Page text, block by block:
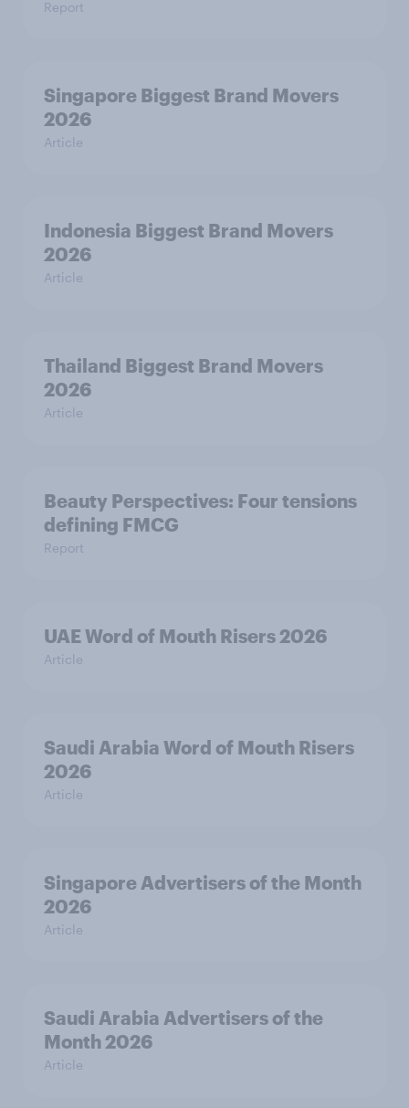
Report
Singapore Biggest Brand Movers
2026
Article
Indonesia Biggest Brand Movers
2026
Article
Thailand Biggest Brand Movers
2026
Article
Beauty Perspectives: Four tensions
defining FMCG
Report
UAE Word of Mouth Risers 2026
Article
Saudi Arabia Word of Mouth Risers
2026
Article
Singapore Advertisers of the Month
2026
Article
Saudi Arabia Advertisers of the
Month 2026
Article